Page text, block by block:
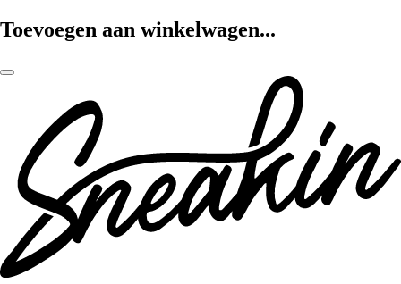
Toevoegen aan winkelwagen...